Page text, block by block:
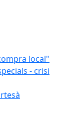
local"
- crisi